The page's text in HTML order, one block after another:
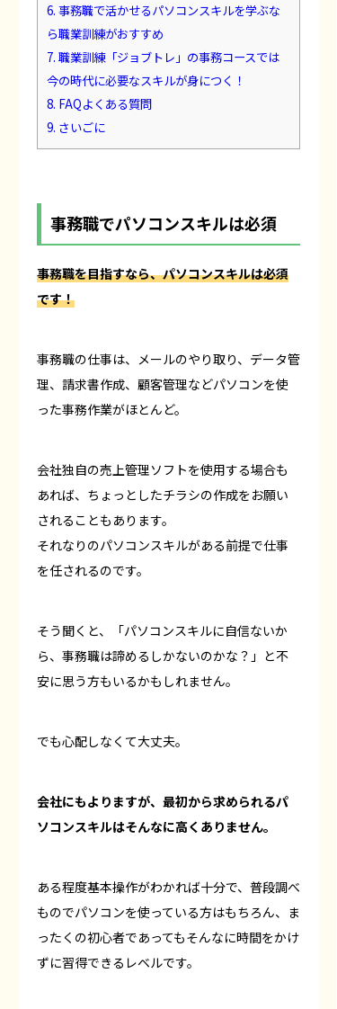
6. 事務職で活かせるパソコンスキルを学ぶな
ら職業訓練がおすすめ
7. 職業訓練「ジョブトレ」の事務コースでは
今の時代に必要なスキルが身につく！
8. FAQよくある質問
9. さいごに
事務職でパソコンスキルは必須
事務職を目指すなら、パソコンスキルは必須
です！
事務職の仕事は、メールのやり取り、データ管
理、請求書作成、顧客管理などパソコンを使
った事務作業がほとんど。
会社独自の売上管理ソフトを使用する場合も
あれば、ちょっとしたチラシの作成をお願い
されることもあります。
それなりのパソコンスキルがある前提で仕事
を任されるのです。
そう聞くと、「パソコンスキルに自信ないか
ら、事務職は諦めるしかないのかな？」と不
安に思う方もいるかもしれません。
でも心配しなくて大丈夫。
会社にもよりますが、最初から求められるパ
ソコンスキルはそんなに高くありません。
ある程度基本操作がわかれば十分で、普段調べ
ものでパソコンを使っている方はもちろん、ま
ったくの初心者であってもそんなに時間をかけ
ずに習得できるレベルです。